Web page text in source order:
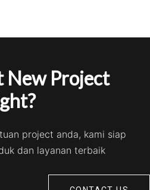
New Project
project anda, kami siap
dan layanan terbaik